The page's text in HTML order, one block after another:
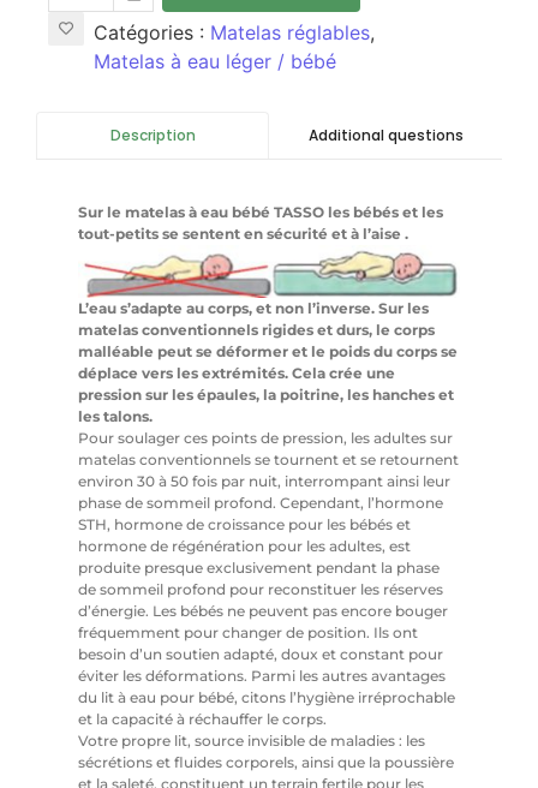
Catégories : Matelas réglables,
Matelas à eau léger / bébé
Description Additional questions
Sur le matelas à eau bébé TASSO les bébés et les
tout-petits se sentent en sécurité et à l’aise .
L’eau s’adapte au corps, et non l’inverse. Sur les
matelas conventionnels rigides et durs, le corps
malléable peut se déformer et le poids du corps se
déplace vers les extrémités. Cela crée une
pression sur les épaules, la poitrine, les hanches et
les talons.
Pour soulager ces points de pression, les adultes sur
matelas conventionnels se tournent et se retournent
environ 30 à 50 fois par nuit, interrompant ainsi leur
phase de sommeil profond. Cependant, l’hormone
STH, hormone de croissance pour les bébés et
hormone de régénération pour les adultes, est
produite presque exclusivement pendant la phase
de sommeil profond pour reconstituer les réserves
d’énergie. Les bébés ne peuvent pas encore bouger
fréquemment pour changer de position. Ils ont
besoin d’un soutien adapté, doux et constant pour
éviter les déformations. Parmi les autres avantages
du lit à eau pour bébé, citons l’hygiène irréprochable
et la capacité à réchauffer le corps.
Votre propre lit, source invisible de maladies : les
sécrétions et fluides corporels, ainsi que la poussière
et la saleté, constituent un terrain fertile pour les